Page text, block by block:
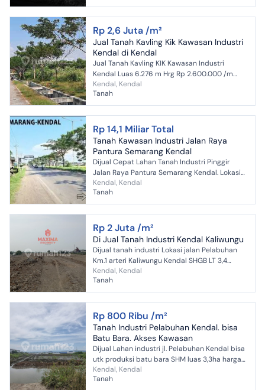
Rp 2,6 Juta /m²
Jual Tanah Kavling Kik Kawasan Industri
Kendal di Kendal
Jual Tanah Kavling KIK Kawasan Industri
Kendal Luas 6.276 m Hrg Rp 2.600.000 /m
Lokasi strategis , di jalan raya utama
Kendal, Kendal
Tanah
Rp 14,1 Miliar Total
Tanah Kawasan Industri Jalan Raya
Pantura Semarang Kendal
Dijual Cepat Lahan Tanah Industri Pinggir
Jalan Raya Pantura Semarang Kendal. Lokasi
bagus cocok untuk dibangun Mini Pabrik
Produksi Cocok Untuk Di...
Kendal, Kendal
Tanah
Rp 2 Juta /m²
Di Jual Tanah Industri Kendal Kaliwungu
Dijual tanah industri Lokasi jalan Pelabuhan
Km.1 arteri Kaliwungu Kendal SHGB LT 3,4
hektar Sudah urug Harga 2 juta/meter
Kendal, Kendal
Tanah
Rp 800 Ribu /m²
Tanah Industri Pelabuhan Kendal. bisa
Batu Bara. Akses Kawasan
Dijual Lahan industri jl. Pelabuhan Kendal bisa
utk produksi batu bara SHM luas 3,3ha harga
800rb/m
Kendal, Kendal
Tanah